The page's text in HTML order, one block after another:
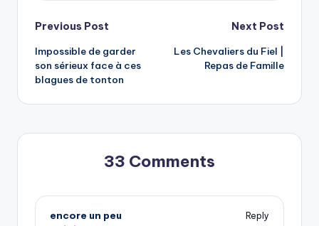
Post
navigation
Previous Post
Impossible de garder
son sérieux face à ces
blagues de tonton
Next Post
Les Chevaliers du Fiel |
Repas de Famille
33 Comments
encore un peu
Reply